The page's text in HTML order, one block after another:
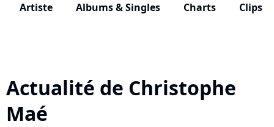
Artiste Albums & Singles Charts Clips
Actualité de Christophe
Maé